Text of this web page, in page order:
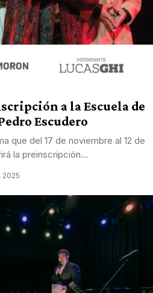
a la Escuela de
Escudero
que del 17 de noviembre al 12 de
la preinscripción...
2025